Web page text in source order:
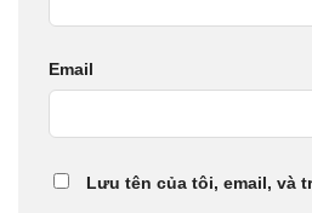
Email
Lưu tên của tôi, email, và